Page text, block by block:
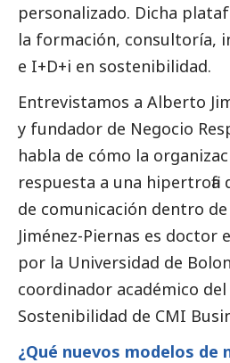
personalizado. Dicha
la formación, consultoría,
e I+D+i en sostenibilidad.
Entrevistamos a Alberto
y fundador de Negocio
habla de cómo la
respuesta a una hipertrofia
de comunicación dentro de
Jiménez-Piernas es doctor
por la Universidad de
coordinador académico del
Sostenibilidad de CMI
¿Qué nuevos modelos de